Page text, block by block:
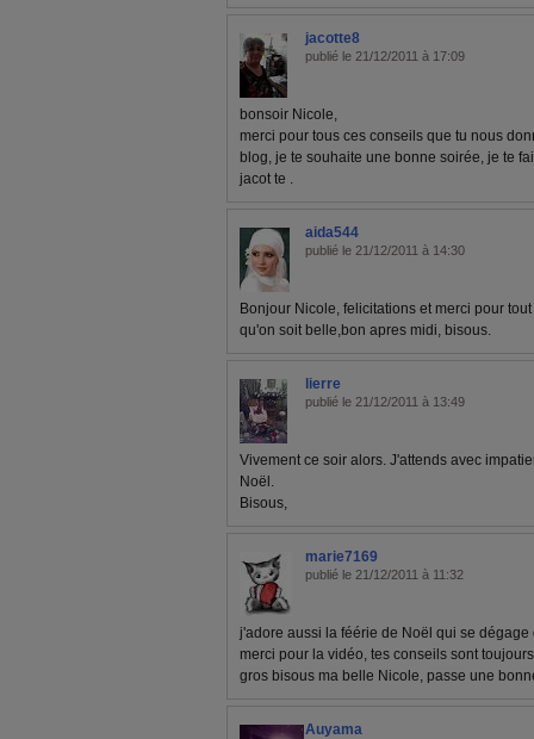
jacotte8
publié le 21/12/2011 à 17:09
bonsoir Nicole,
merci pour tous ces conseils que tu nous
blog, je te souhaite une bonne soirée, je te
jacot te .
aida544
publié le 21/12/2011 à 14:30
Bonjour Nicole, felicitations et merci pour
qu'on soit belle,bon apres midi, bisous.
lierre
publié le 21/12/2011 à 13:49
Vivement ce soir alors. J'attends avec
Noël.
Bisous,
marie7169
publié le 21/12/2011 à 11:32
j'adore aussi la féérie de Noël qui se
merci pour la vidéo, tes conseils sont
gros bisous ma belle Nicole, passe une
Auyama